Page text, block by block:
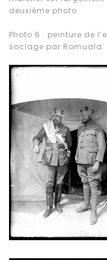
deuxième photo.
Photo 6 : peinture de
soclage par Romuald.